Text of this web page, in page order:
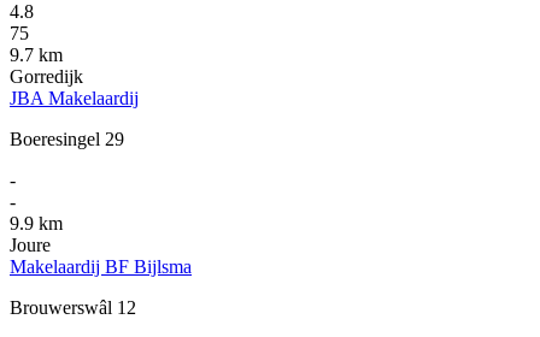
4.8
75
9.7 km
Gorredijk
JBA Makelaardij
Boeresingel 29
-
-
9.9 km
Joure
Makelaardij BF Bijlsma
Brouwerswâl 12